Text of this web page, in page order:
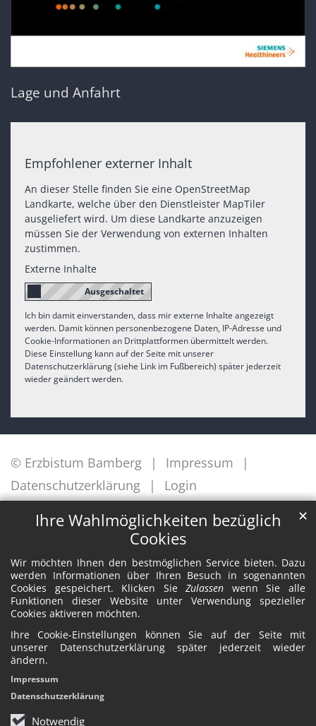
Ihre Wahlmöglichkeiten bezüglich
Cookies
Wir möchten Ihnen den bestmöglichen Service bieten. Dazu
werden Informationen über Ihren Besuch in sogenannten
Cookies gespeichert. Klicken SieZulassen wenn Sie alle
Funktionen dieser Website unter Verwendung spezieller
Cookies aktiveren möchten.
Ihre Cookie-Einstellungen können Sie auf der Seite mit
unserer Datenschutzerklärung später jederzeit wieder
ändern.
Notwendig
✕
Impressum
Datenschutzerklärung
Lage und Anfahrt
Empfohlener externer Inhalt
An dieser Stelle finden Sie eine OpenStreetMap
Landkarte, welche über den Dienstleister MapTiler
ausgeliefert wird. Um diese Landkarte anzuzeigen
müssen Sie der Verwendung von externen Inhalten
zustimmen.
Externe Inhalte
Ich bin damit einverstanden, dass mir externe Inhalte angezeigt
werden. Damit können personenbezogene Daten, IP-Adresse und
Cookie-Informationen an Drittplattformen übermittelt werden.
Diese Einstellung kann auf der Seite mit unserer
Datenschutzerklärung (siehe Link im Fußbereich) später jederzeit
wieder geändert werden.
© Erzbistum Bamberg
Impressum
Datenschutzerklärung
Login